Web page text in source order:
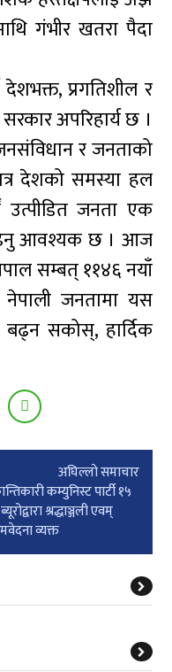
गंभीर खतरा पैदा
प्रगतिशील र
अपरिहार्य छ ।
र जनताको
देशको समस्या हल
जनता एक
आवश्यक छ । आज
सम्बत् ११४६ नयाँ
नेपाली जनतामा यस
बढ्न सकोस्, हार्दिक
अघिल्लाे समाचार
कम्युनिस्ट पार्टी १५
श्रद्धाञ्जली एवम्
व्यक्त